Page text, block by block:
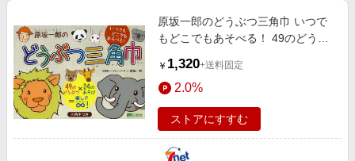
原坂一郎のどうぶつ三角巾 いつで
もどこでもあそべる！ 49のどうぶ
￥ 1,320+送料固定
2.0%
ストアにすすむ